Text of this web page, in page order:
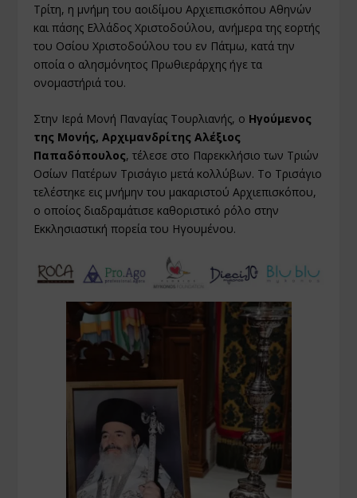
Τρίτη, η μνήμη του αοιδίμου Αρχιεπισκόπου Αθηνών
και πάσης Ελλάδος Χριστοδούλου, ανήμερα της εορτής
του Οσίου Χριστοδούλου του εν Πάτμω, κατά την
οποία ο αλησμόνητος Πρωθιεράρχης ήγε τα
ονομαστήριά του.
Στην Ιερά Μονή Παναγίας Τουρλιανής, ο Ηγούμενος
της Μονής, Αρχιμανδρίτης Αλέξιος
Παπαδόπουλος, τέλεσε στο Παρεκκλήσιο των Τριών
Οσίων Πατέρων Τρισάγιο μετά κολλύβων. Το Τρισάγιο
τελέστηκε εις μνήμην του μακαριστού Αρχιεπισκόπου,
ο οποίος διαδραμάτισε καθοριστικό ρόλο στην
Εκκλησιαστική πορεία του Ηγουμένου.